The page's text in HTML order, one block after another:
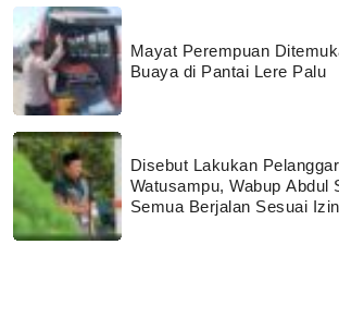
Mayat Perempuan
Buaya di Pantai Lere Palu
Disebut Lakukan
Watusampu, Wabup Abdul
Semua Berjalan Sesuai Izin